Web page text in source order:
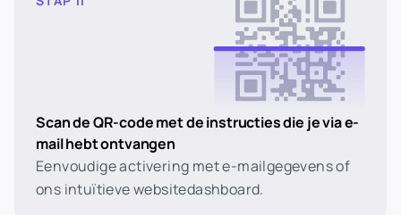
Scan de QR-code met de instructies die je via e-
mail hebt ontvangen
Eenvoudige activering met e-mailgegevens of
ons intuïtieve websitedashboard.